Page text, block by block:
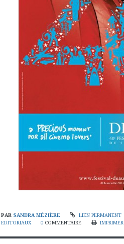
PAR SANDRA MÉZIÈRE LIEN PERMANENT
EDITORIAUX
0 COMMENTAIRE IMPRIMER